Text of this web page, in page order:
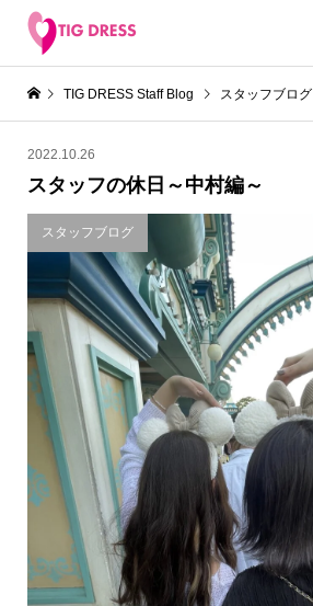
TIG DRESS Staff Blog スタッフブログ
2022.10.26
スタッフの休日～中村編～
スタッフブログ